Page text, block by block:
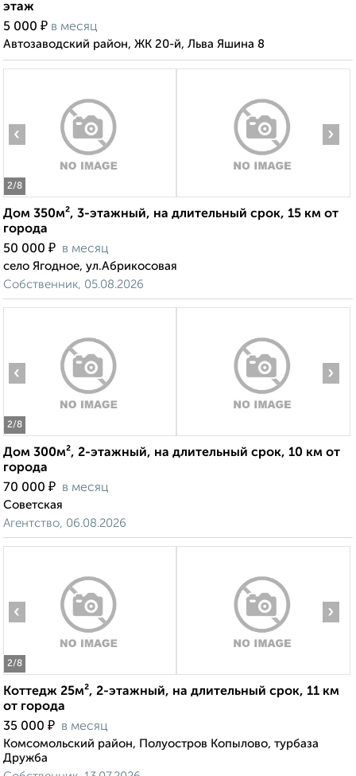
этаж
5 000 ₽ в месяц
Автозаводский район, ЖК 20-й, Льва Яшина 8
2/8
‹ ›
Дом 350м², 3-этажный, на длительный срок, 15 км от
города
50 000 ₽ в месяц
село Ягодное, ул.Абрикосовая
Собственник, 05.08.2026
2/8
‹ ›
Дом 300м², 2-этажный, на длительный срок, 10 км от
города
70 000 ₽ в месяц
Советская
Агентство, 06.08.2026
2/8
‹ ›
Коттедж 25м², 2-этажный, на длительный срок, 11 км
от города
35 000 ₽ в месяц
Комсомольский район, Полуостров Копылово, турбаза
Дружба